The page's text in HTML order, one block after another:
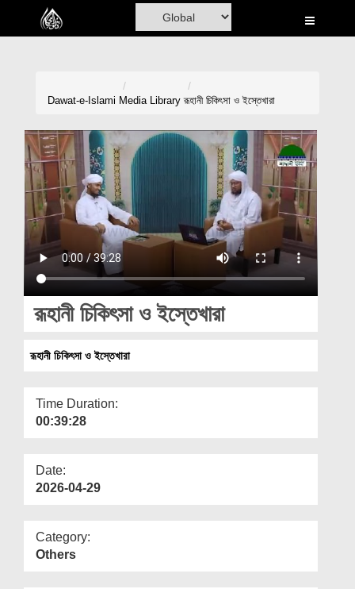
Home
Madani Channel
Volunteer Portal
Rohani Ilaj
Donation
Magazine
Departments
More
Dawat-e-Islami Media Library রূহানী চিকিৎসা ও ইস্তেখারা
রূহানী চিকিৎসা ও ইস্তেখারা
রূহানী চিকিৎসা ও ইস্তেখারা
Time Duration:
00:39:28
Date:
2026-04-29
Category:
Others